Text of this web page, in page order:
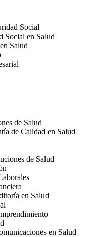
Social
Social en Salud
Salud
de Salud
de Calidad en Salud
de Salud
en Salud
en Salud